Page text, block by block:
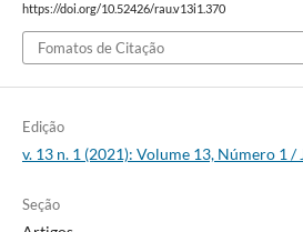
https://doi.org/10.52426/rau.v13i1.370
Fomatos de Citação
Edição
v. 13 n. 1 (2021): Volume 13, Número 1
Seção